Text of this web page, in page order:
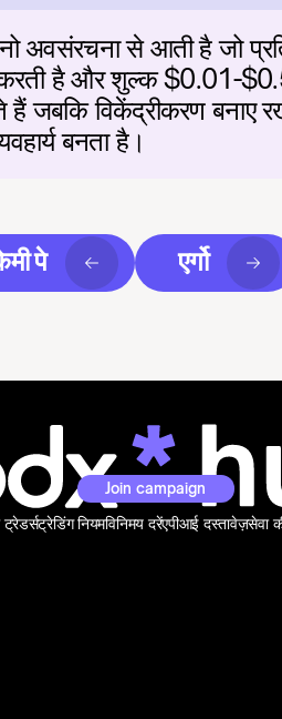
अवसंरचना से आती है
है और शुल्क $0.01-
जबकि विकेंद्रीकरण बनाए
बनता है।
पे एर्गो
Join campaign
ट्रेडिंग नियमविनिमय दरेंएपीआई दस्तावेज़सेवा